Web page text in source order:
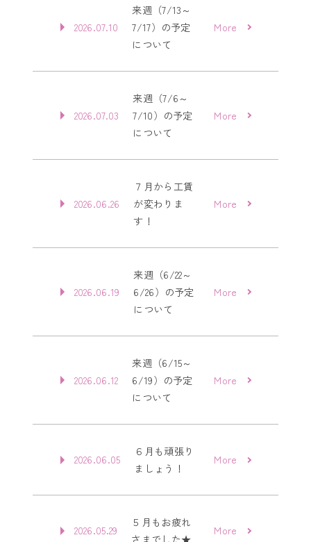
2026.07.10
来週（7/13～
7/17）の予定
について
More
2026.07.03
来週（7/6～
7/10）の予定
について
More
2026.06.26
７月から工賃
が変わりま
す！
More
2026.06.19
来週（6/22～
6/26）の予定
について
More
2026.06.12
来週（6/15～
6/19）の予定
について
More
2026.06.05
６月も頑張り
ましょう！
More
2026.05.29
５月もお疲れ
さまでした★
More